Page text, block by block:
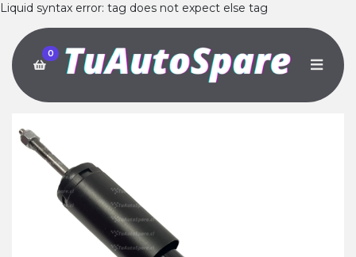
Liquid syntax error: tag does not expect else tag
0